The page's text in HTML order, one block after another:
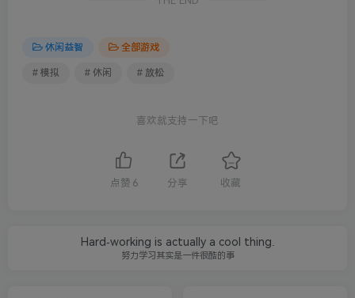
休闲益智 全部游戏
# 模拟 # 休闲 # 放松
喜欢就支持一下吧
点赞 6 分享 收藏
Hard-working is actually a cool thing.
努力学习其实是一件很酷的事